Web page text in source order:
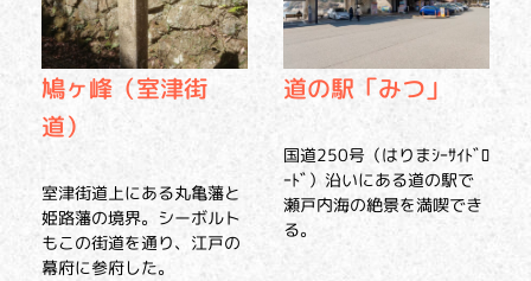
鳩ヶ峰（室津街
道）
室津街道上にある丸亀藩と
姫路藩の境界。シーボルト
もこの街道を通り、江戸の
幕府に参府した。
道の駅「みつ」
国道250号（はりまｼｰｻｲﾄﾞﾛ
ｰﾄﾞ）沿いにある道の駅で
瀬戸内海の絶景を満喫でき
る。